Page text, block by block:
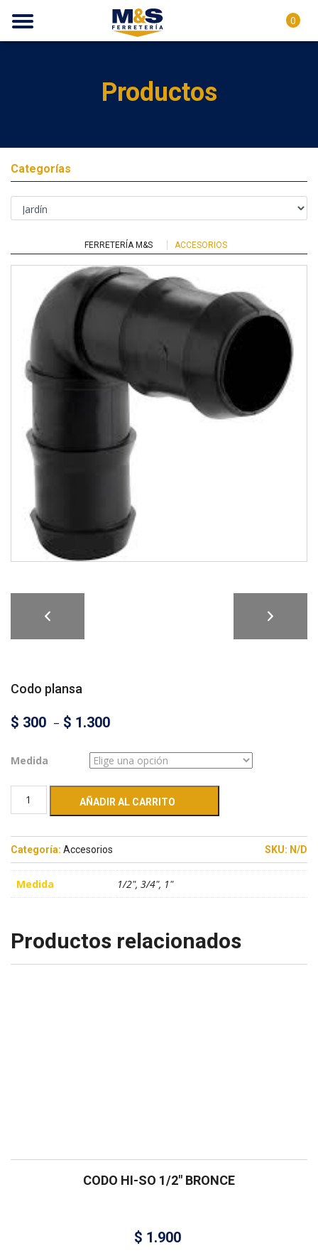
0
Productos
Categorías
FERRETERÍA M&S ACCESORIOS
Codo plansa
$ 300 – $ 1.300
Medida
AÑADIR AL CARRITO
Categoría: Accesorios SKU: N/D
Medida 1/2", 3/4", 1"
Productos relacionados
CODO HI-SO 1/2″ BRONCE
$ 1.900